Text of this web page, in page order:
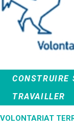
CONSTRUIRE
TRAVAILLER
VOLONTARIAT